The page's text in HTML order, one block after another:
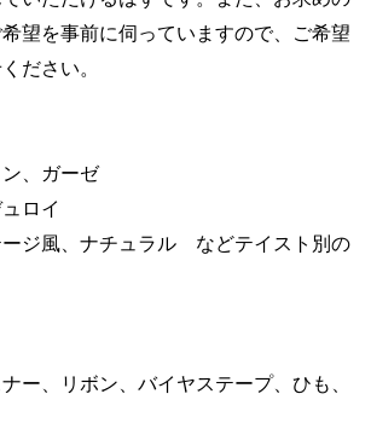
望を事前に伺っていますので、ご希望
ださい。
ン、ガーゼ
ロイ
ージ風、ナチュラル などテイスト別の
ー、リボン、バイヤステープ、ひも、